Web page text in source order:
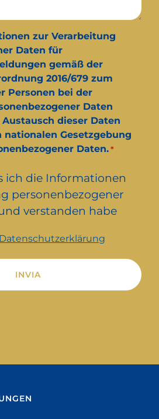
zur Verarbeitung
Daten für
gemäß der
2016/679 zum
Personen bei der
Daten
dieser Daten
Gesetzgebung
Daten. *
ich die Informationen
personenbezogener
verstanden habe